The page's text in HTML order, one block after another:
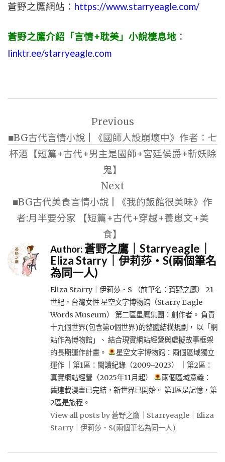
蒼野之鷹網站： https://www.starryeagle.com/
蒼野之鷹介紹「言情+耽美」小說棲息地 ：
linktr.ee/starryeagle.com
導
覽
Previous
■BG古代言情小說 | 《國師人設崩壞中》作者：七
杯酒【短篇+古代+男主是國師+宮廷侯爵+斬妖除
鬼】
Next
■BG古代美食言情小說 | 《我的飯館很美味》作
者:月半要分家 【短篇+古代+穿越+養崽文+美
食】
Author:蒼野之鷹｜Starryeagle｜
Eliza Starry｜伊莉莎・S(兩個筆名
為同一人)
Eliza Starry｜伊莉莎・S （前筆名：蒼野之鷹） 21
世紀，台灣女性 星空文字博物館（Starry Eagle
Words Museum） 第二區星鷹集團：創作者。 負責
十九個世界(包含第0個世界)的整體結構規劃， 以「網
站作為博物館」、 結合現實網站經營與虛擬故事框架
的長期運作計畫。
星空文字博物館：兩個區域獨立
運作 ｜第1區：閱讀紀錄（2009–2023） ｜第2區：
真實網站經營（2025年11月起）
兩個區域意義：
舊連載漫畫已完結，新世界已開始。 第1區是記憶，第
2區是旅程。
View all posts by 蒼野之鷹｜Starryeagle｜Eliza
Starry｜伊莉莎・S(兩個筆名為同一人)